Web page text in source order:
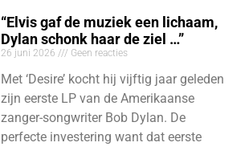
“Elvis gaf de muziek een lichaam,
Dylan schonk haar de ziel …”
26 juni 2026 Geen reacties
Met ‘Desire’ kocht hij vijftig jaar geleden
zijn eerste LP van de Amerikaanse
zanger-songwriter Bob Dylan. De
perfecte investering want dat eerste